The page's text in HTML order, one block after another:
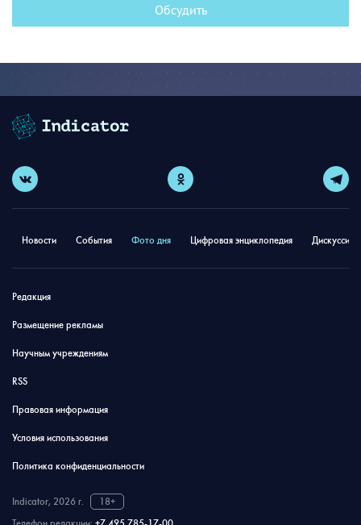
Обсудить
Новости События Фото дня Цифровая энциклопедия
Редакция
Размещение рекламы
Научным учреждениям
RSS
Правовая информация
Условия использования
Политика конфиденциальности
Indicator, 2026 г.
18+